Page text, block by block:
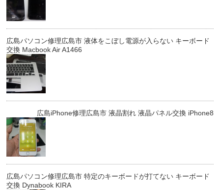
広島パソコン修理広島市 液体をこぼし電源が入らない キーボード
交換 Macbook Air A1466
広島iPhone修理広島市 液晶割れ 液晶パネル交換 iPhone8
広島パソコン修理広島市 特定のキーボードが打てない キーボード
交換 Dynabook KIRA